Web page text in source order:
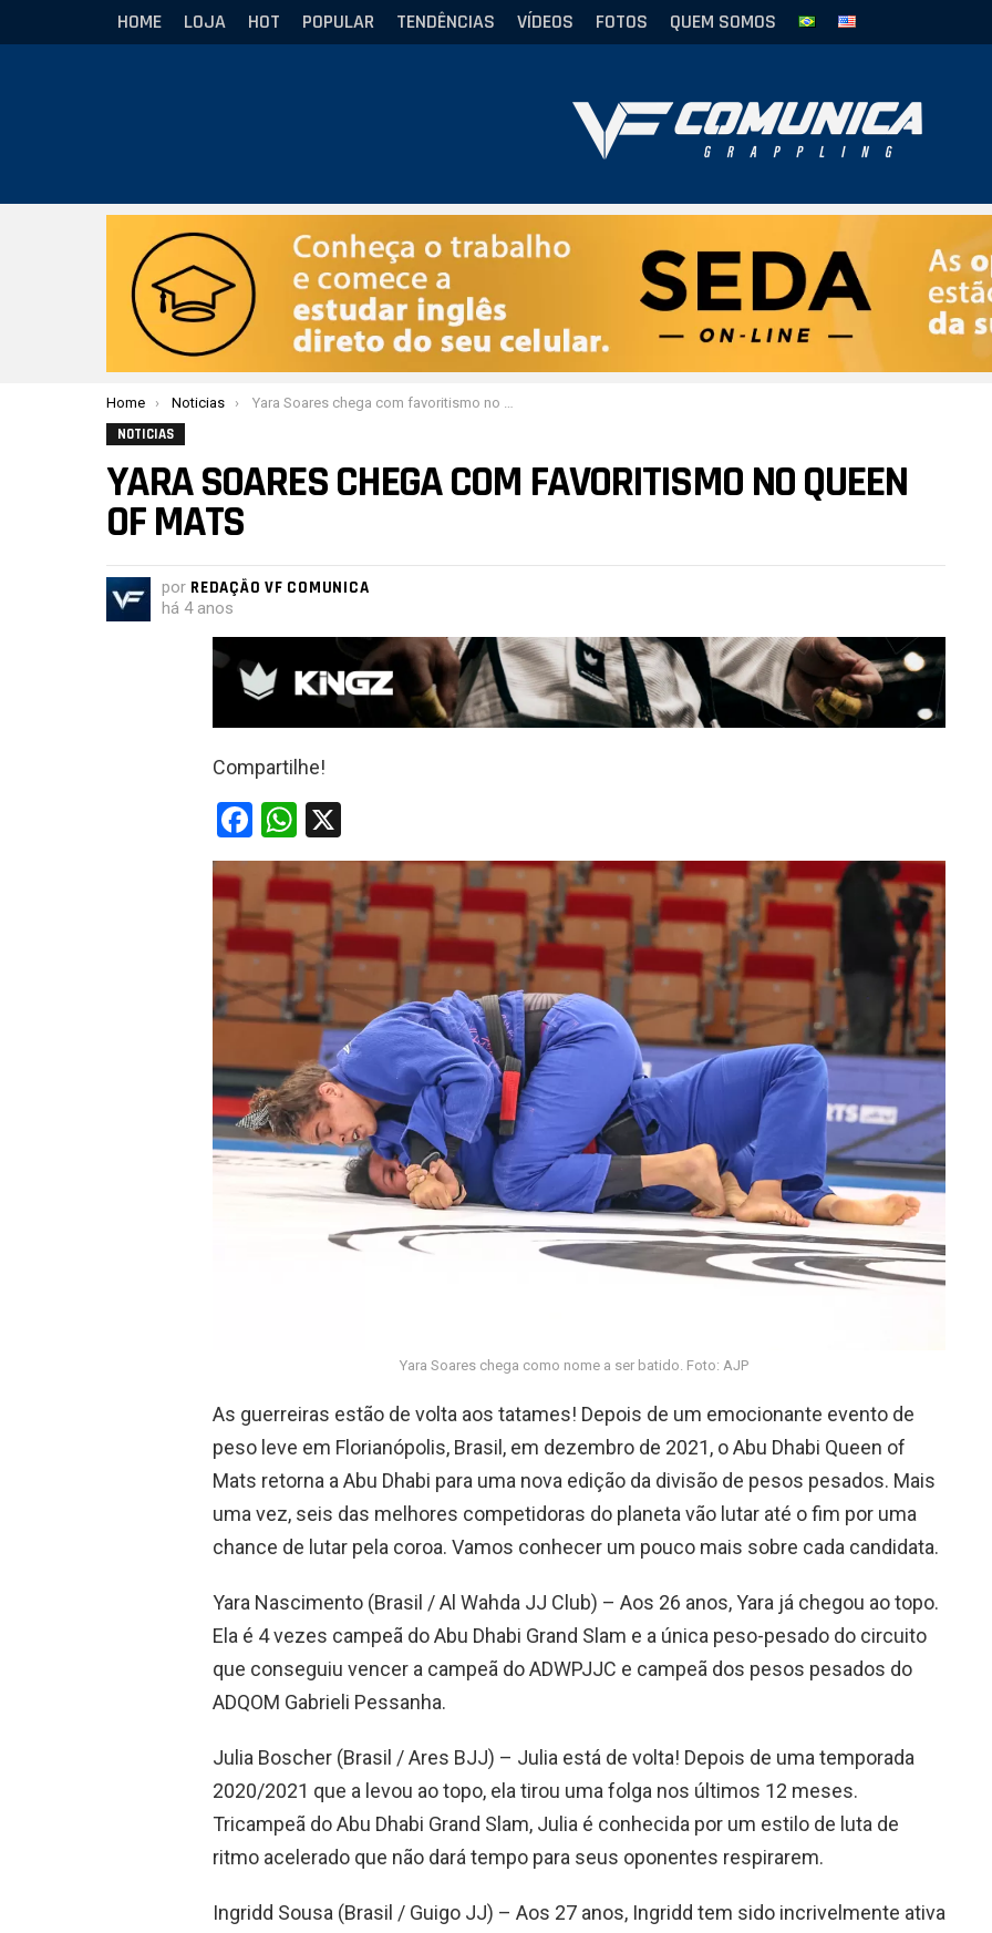
HOME LOJA HOT POPULAR TENDÊNCIAS VÍDEOS FOTOS QUEM SOMOS
Você está aqui:
Home Noticias Yara Soares chega com favoritismo no Queen of Mats
NOTICIAS
YARA SOARES CHEGA COM FAVORITISMO NO QUEEN
OF MATS
por REDAÇÃO VF COMUNICA
há 4 anos
Compartilhe!
F
a
ce
b
o
o
k
W
h
at
s
A
p
p
Yara Soares chega como nome a ser batido. Foto: AJP
As guerreiras estão de volta aos tatames! Depois de um emocionante evento de
peso leve em Florianópolis, Brasil, em dezembro de 2021, o Abu Dhabi Queen of
Mats retorna a Abu Dhabi para uma nova edição da divisão de pesos pesados. Mais
uma vez, seis das melhores competidoras do planeta vão lutar até o fim por uma
chance de lutar pela coroa. Vamos conhecer um pouco mais sobre cada candidata.
Yara Nascimento (Brasil / Al Wahda JJ Club) – Aos 26 anos, Yara já chegou ao topo.
Ela é 4 vezes campeã do Abu Dhabi Grand Slam e a única peso-pesado do circuito
que conseguiu vencer a campeã do ADWPJJC e campeã dos pesos pesados do
ADQOM Gabrieli Pessanha.
Julia Boscher (Brasil / Ares BJJ) – Julia está de volta! Depois de uma temporada
2020/2021 que a levou ao topo, ela tirou uma folga nos últimos 12 meses.
Tricampeã do Abu Dhabi Grand Slam, Julia é conhecida por um estilo de luta de
ritmo acelerado que não dará tempo para seus oponentes respirarem.
Ingridd Sousa (Brasil / Guigo JJ) – Aos 27 anos, Ingridd tem sido incrivelmente ativa